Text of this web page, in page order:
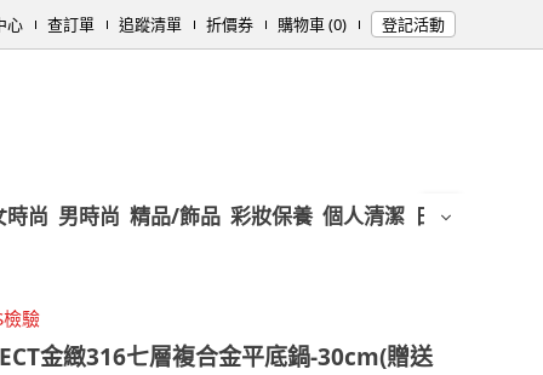
心 查訂單 追蹤清單 折價券 購物車 (0) 登記活動
時尚 男時尚 精品/飾品 彩妝保養 個人清潔 日用/紙品
檢驗
金緻316七層複合金平底鍋-30cm(贈送